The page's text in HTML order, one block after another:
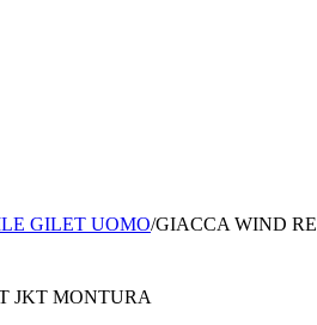
GILET UOMO/GIACCA WIND